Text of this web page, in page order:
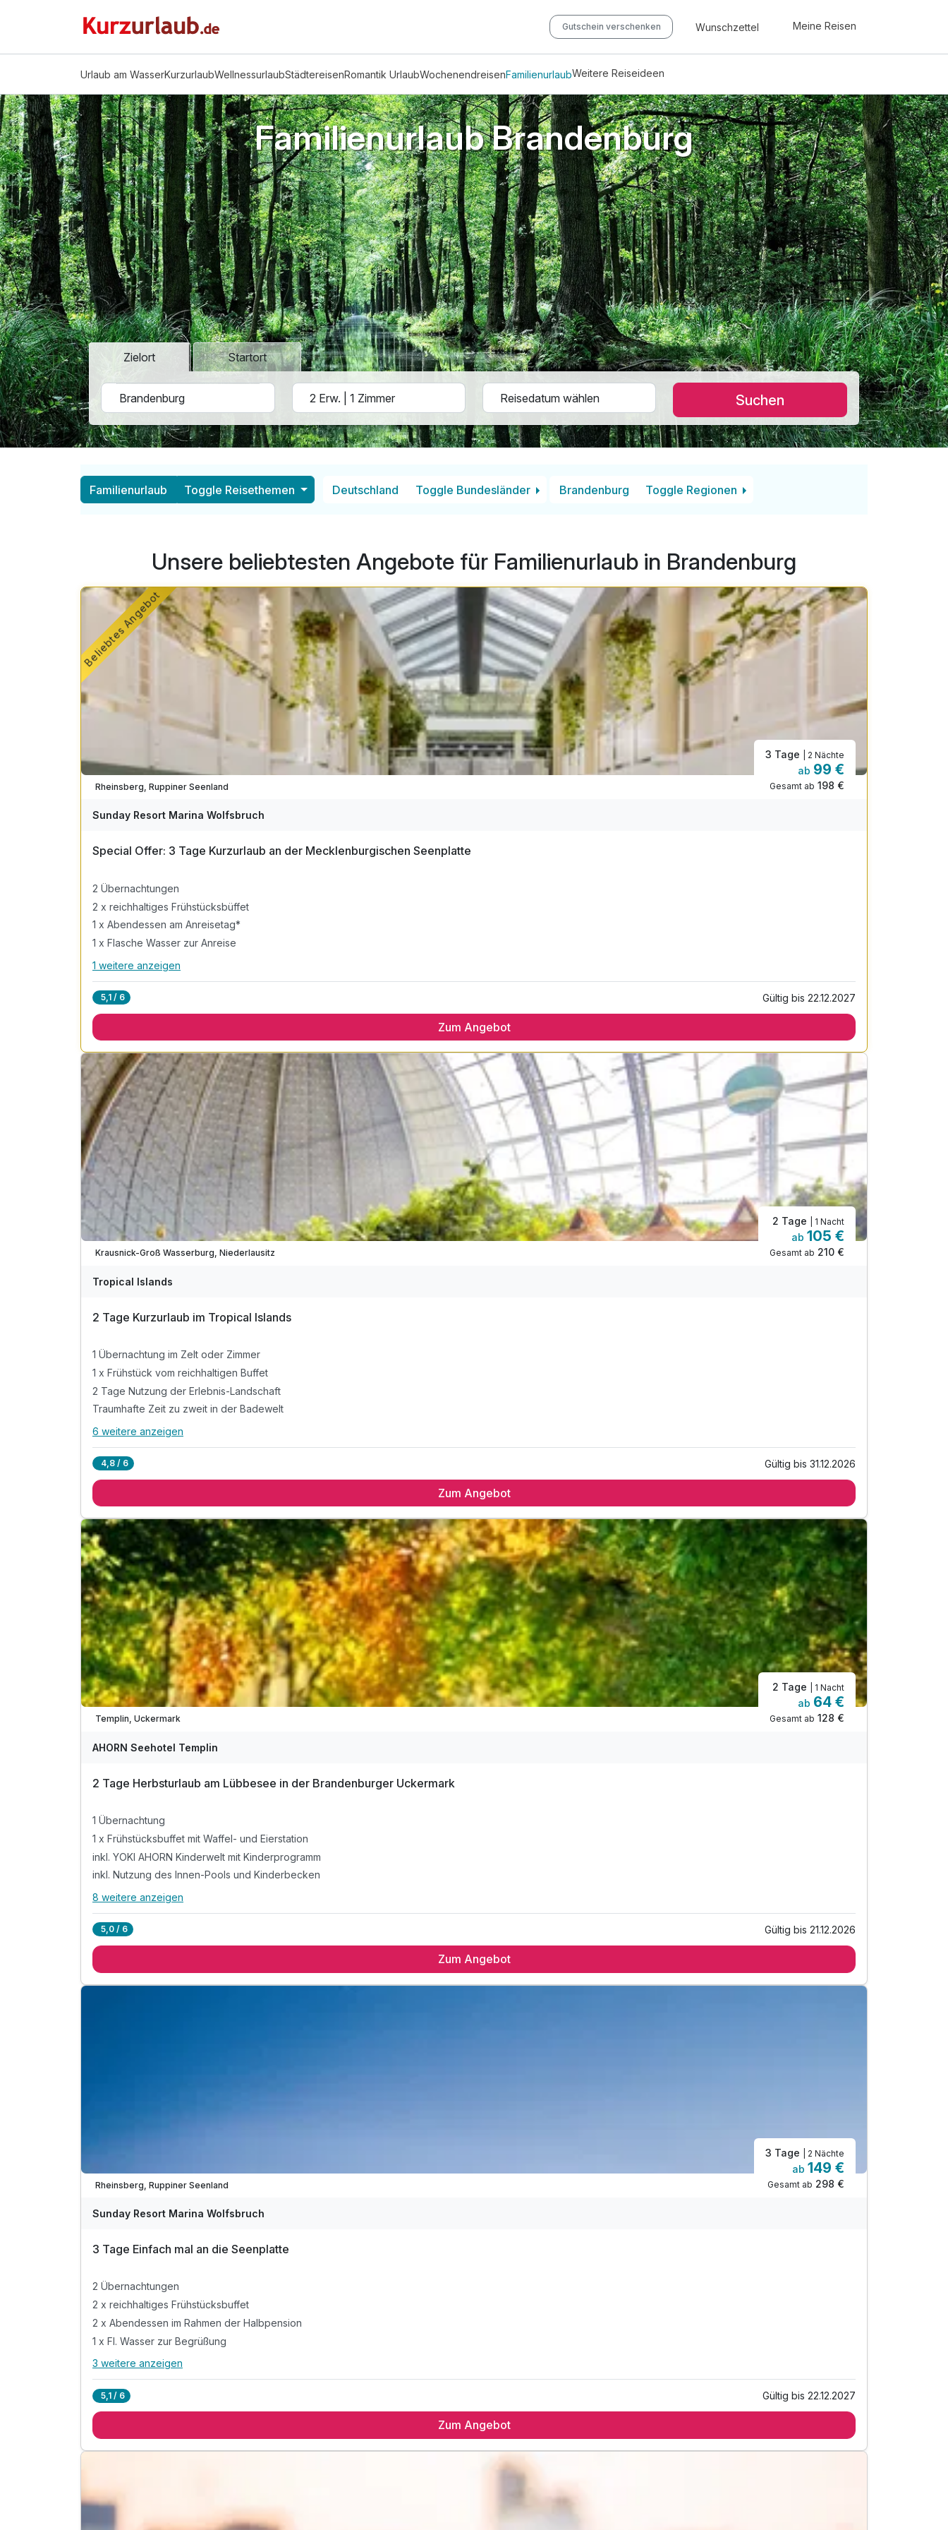
Gutschein verschenken Wunschzettel Meine Reisen
Urlaub am WasserKurzurlaubWellnessurlaubStädtereisenRomantik UrlaubWochenendreisenFamilienurlaubWeitere Reiseideen
Familienurlaub Brandenburg
Zielort Startort
Suchen
Familienurlaub Toggle Reisethemen Deutschland Toggle Bundesländer Brandenburg Toggle Regionen
Unsere beliebtesten Angebote für Familienurlaub in Brandenburg
Beliebtes Angebot
Immer verfügbar
Rheinsberg, Ruppiner Seenland
3 Tage | 2 Nächte
ab 99 €
Gesamt ab 198 €
Sunday Resort Marina Wolfsbruch
Special Offer: 3 Tage Kurzurlaub an der Mecklenburgischen Seenplatte
2 Übernachtungen
2 x reichhaltiges Frühstücksbüffet
1 x Abendessen am Anreisetag*
1 x Flasche Wasser zur Anreise
Alle Inklusivleistungen
1 x Flasche Wasser zur Anreise
inkl. Nutzung Wellnessbereich
1 weitere anzeigen
5,1 / 6 Gültig bis 22.12.2027
Zum Angebot
Teilweise ausgelastet
Krausnick-Groß Wasserburg, Niederlausitz
2 Tage | 1 Nacht
ab 105 €
Gesamt ab 210 €
Tropical Islands
2 Tage Kurzurlaub im Tropical Islands
1 Übernachtung im Zelt oder Zimmer
1 x Frühstück vom reichhaltigen Buffet
2 Tage Nutzung der Erlebnis-Landschaft
Traumhafte Zeit zu zweit in der Badewelt
Alle Inklusivleistungen
Traumhafte Zeit zu zweit in der Badewelt
inkl. Eintritt in den Außenbereich "Amazonia"
inkl. Wasserrutschen-Turm
inkl. Tropino Kinderclub
inkl. Nutzung des Gäste W-LAN
inkl. kostenloser Shuttlebus
vom Bahnhof Brand Tropical Islands und zurück
6 weitere anzeigen
4,8 / 6 Gültig bis 31.12.2026
Zum Angebot
Templin, Uckermark
2 Tage | 1 Nacht
ab 64 €
Gesamt ab 128 €
AHORN Seehotel Templin
2 Tage Herbsturlaub am Lübbesee in der Brandenburger Uckermark
1 Übernachtung
1 x Frühstücksbuffet mit Waffel- und Eierstation
inkl. YOKI AHORN Kinderwelt mit Kinderprogramm
inkl. Nutzung des Innen-Pools und Kinderbecken
Alle Inklusivleistungen
8 weitere anzeigen
5,0 / 6 Gültig bis 21.12.2026
Zum Angebot
Rheinsberg, Ruppiner Seenland
3 Tage | 2 Nächte
ab 149 €
Gesamt ab 298 €
Sunday Resort Marina Wolfsbruch
3 Tage Einfach mal an die Seenplatte
2 Übernachtungen
2 x reichhaltiges Frühstücksbuffet
2 x Abendessen im Rahmen der Halbpension
1 x Fl. Wasser zur Begrüßung
Alle Inklusivleistungen
inkl. Indoorspielplatz & Kinderbetreuung
3 weitere anzeigen
5,1 / 6 Gültig bis 22.12.2027
Zum Angebot